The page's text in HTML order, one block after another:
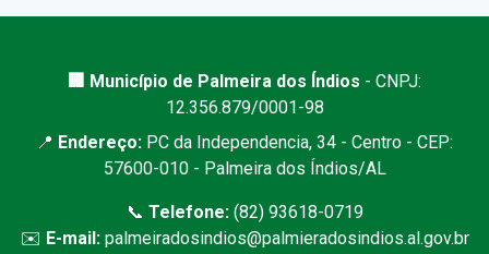
🏢 Município de Palmeira dos Índios - CNPJ:
12.356.879/0001-98
📍 Endereço: PC da Independencia, 34 - Centro - CEP:
57600-010 - Palmeira dos Índios/AL
📞 Telefone:(82) 93618-0719
✉️ E-mail: palmeiradosindios@palmieradosindios.al.gov.br